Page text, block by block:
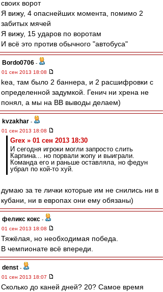
своих ворот
Я вижу, 4 опаснейших момента, помимо 2
забитых мячей
Я вижу, 15 ударов по воротам
И всё это против обычного "автобуса"
Bordo0706 -
01 сен 2013 18:08
kea, там было 2 баннера, и 2 расшифровки с
определенной задумкой. Генич ни хрена не
понял, а мы на ВВ выводы делаем)
kvzakhar -
01 сен 2013 18:08
Grex » 01 сен 2013 18:30
И сегодня игроки могли запросто слить
Карпина... но порвали жопу и выиграли.
Команда его и раньше оставляла, но федун
убрал по кой-то хуй.
думаю за те лички которые им не снились ни в
кубани, ни в европах они ему обязаны)
феликс кокс -
01 сен 2013 18:08
Тяжёлая, но необходимая победа.
В чемпионате всё впереди.
denst -
01 сен 2013 18:07
Сколько до каней дней? 20? Самое время